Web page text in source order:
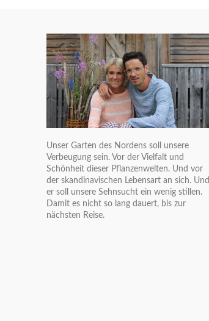
Unser Garten des Nordens soll unsere
Verbeugung sein. Vor der Vielfalt und
Schönheit dieser Pflanzenwelten. Und vor
der skandinavischen Lebensart an sich. Und
er soll unsere Sehnsucht ein wenig stillen.
Damit es nicht so lang dauert, bis zur
nächsten Reise.